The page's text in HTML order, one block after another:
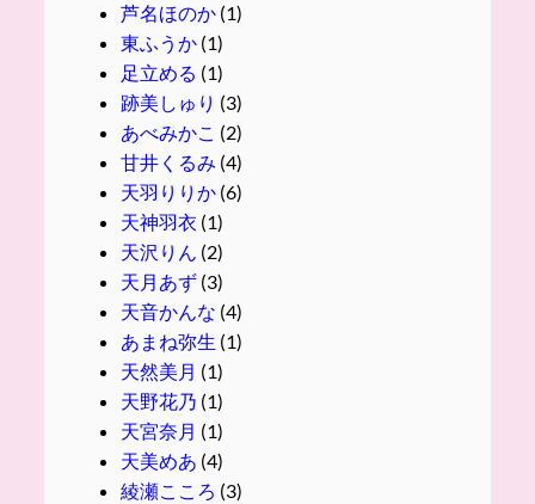
芦名ほのか(1)
東ふうか(1)
足立める (1)
跡美しゅり (3)
あべみかこ (2)
甘井くるみ (4)
天羽りりか(6)
天神羽衣 (1)
天沢りん (2)
天月あず(3)
天音かんな (4)
あまね弥生 (1)
天然美月 (1)
天野花乃 (1)
天宮奈月 (1)
天美めあ (4)
綾瀬こころ (3)